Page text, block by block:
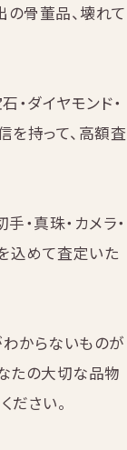
骨董品、壊れて
・ダイヤモンド・
を持って、高額査
・真珠・カメラ・
込めて査定いた
からないものが
たの大切な品物
ださい。